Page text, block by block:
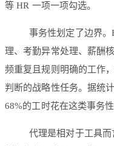
等 HR 一项一项勾选。
事务性划定了边界
理、考勤异常处理、薪酬
频重复且规则明确的工作
判断的战略性任务。据统
68%的工时花在这类事务性
代理是相对于工具